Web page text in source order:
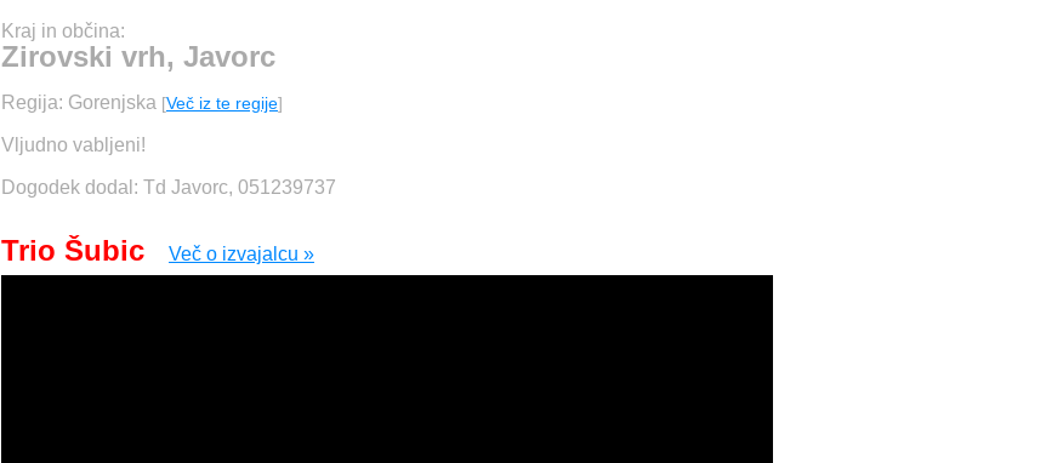
Kraj in občina:
Zirovski vrh, Javorc
Regija: Gorenjska [Več iz te regije]
Vljudno vabljeni!
Dogodek dodal: Td Javorc, 051239737
Trio Šubic Več o izvajalcu »